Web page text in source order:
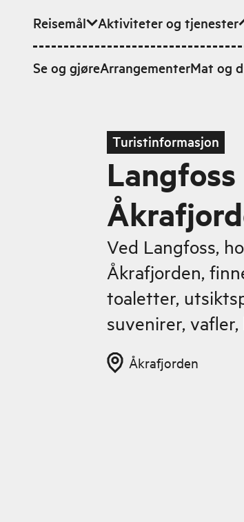
Hopp til hovedinnhold
Reisemål Aktiviteter og tjenester
Se og gjøreArrangementerMat og
Turistinformasjon
Ved Langfoss,
Åkrafjorden,
toaletter,
suvenirer,
Åkrafjorden